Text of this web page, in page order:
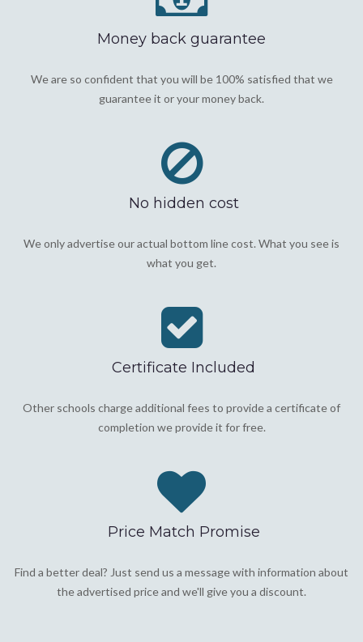
Money back guarantee
We are so confident that you will be 100% satisfied that we
guarantee it or your money back.
No hidden cost
We only advertise our actual bottom line cost. What you see is
what you get.
Certificate Included
Other schools charge additional fees to provide a certificate of
completion we provide it for free.
Price Match Promise
Find a better deal? Just send us a message with information about
the advertised price and we'll give you a discount.